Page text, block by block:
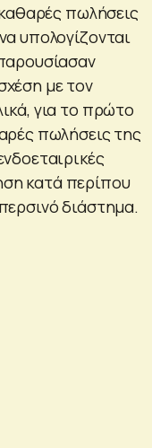
πωλήσεις
υπολογίζονται
με τον
για το πρώτο
πωλήσεις της
κατά περίπου
διάστημα.